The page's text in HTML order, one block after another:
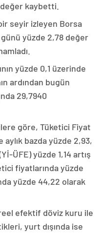
kaybetti.
seyir izleyen Borsa
yüzde 2,78 değer
yüzde 0,1 üzerinde
ardından bugün
29,7940
göre, Tüketici Fiyat
aylık bazda yüzde 2,93,
ÜFE) yüzde 1,14 artış
fiyatlarında yüzde
yüzde 44,22 olarak
efektif döviz kuru ile
yurt dışında ise